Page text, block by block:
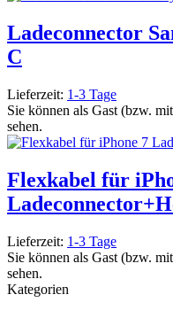
Ladeconnector
C
Lieferzeit: 1-3 Tage
Sie können als Gast (bzw.
sehen.
Flexkabel für
Lieferzeit: 1-3 Tage
Sie können als Gast (bzw.
sehen.
Kategorien